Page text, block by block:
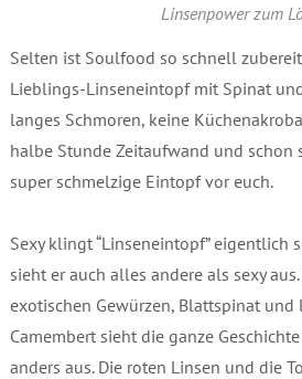
Linsenpower zum
Selten ist Soulfood so schnell
Lieblings-Linseneintopf mit Spinat
langes Schmoren, keine
halbe Stunde Zeitaufwand und schon
super schmelzige Eintopf vor euch.
Sexy klingt “Linseneintopf” eigentlich
sieht er auch alles andere als sexy
exotischen Gewürzen, Blattspinat und
Camembert sieht die ganze
anders aus. Die roten Linsen und die